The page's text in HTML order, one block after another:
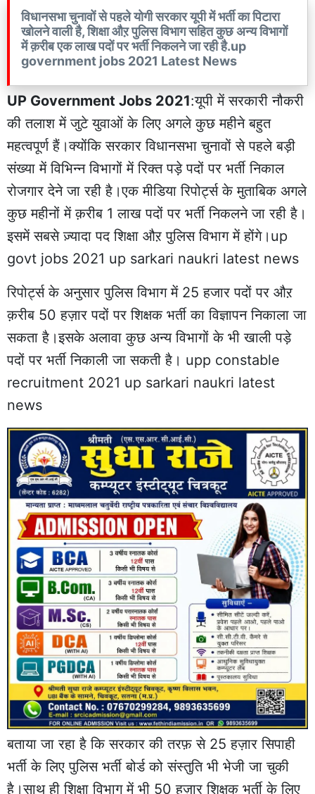
विधानसभा चुनावों से पहले योगी सरकार यूपी में भर्ती का पिटारा
खोलने वाली है, शिक्षा औऱ पुलिस विभाग सहित कुछ अन्य विभागों
में क़रीब एक लाख पदों पर भर्ती निकलने जा रही है.up
government jobs 2021 Latest News
UP Government Jobs 2021:यूपी में सरकारी नौकरी
की तलाश में जुटे युवाओं के लिए अगले कुछ महीने बहुत
महत्वपूर्ण हैं।क्योंकि सरकार विधानसभा चुनावों से पहले बड़ी
संख्या में विभिन्न विभागों में रिक्त पड़े पदों पर भर्ती निकाल
रोजगार देने जा रही है।एक मीडिया रिपोर्ट्स के मुताबिक अगले
कुछ महीनों में क़रीब 1 लाख पदों पर भर्ती निकलने जा रही है।
इसमें सबसे ज़्यादा पद शिक्षा औऱ पुलिस विभाग में होंगे।up
govt jobs 2021 up sarkari naukri latest news
रिपोर्ट्स के अनुसार पुलिस विभाग में 25 हजार पदों पर औऱ
क़रीब 50 हज़ार पदों पर शिक्षक भर्ती का विज्ञापन निकाला जा
सकता है।इसके अलावा कुछ अन्य विभागों के भी खाली पड़े
पदों पर भर्ती निकाली जा सकती है। upp constable
recruitment 2021 up sarkari naukri latest
news
बताया जा रहा है कि सरकार की तरफ़ से 25 हज़ार सिपाही
भर्ती के लिए पुलिस भर्ती बोर्ड को संस्तुति भी भेजी जा चुकी
है।साथ ही शिक्षा विभाग में भी 50 हज़ार शिक्षक भर्ती के लिए